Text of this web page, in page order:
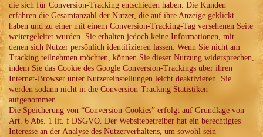
die sich für Conversion-Tracking entschieden haben. Die Kunden
erfahren die Gesamtanzahl der Nutzer, die auf ihre Anzeige geklickt
haben und zu einer mit einem Conversion-Tracking-Tag versehenen Seite
weitergeleitet wurden. Sie erhalten jedoch keine Informationen, mit
denen sich Nutzer persönlich identifizieren lassen. Wenn Sie nicht am
Tracking teilnehmen möchten, können Sie dieser Nutzung widersprechen,
indem Sie das Cookie des Google Conversion-Trackings über ihren
Internet-Browser unter Nutzereinstellungen leicht deaktivieren. Sie
werden sodann nicht in die Conversion-Tracking Statistiken
aufgenommen.
Die Speicherung von “Conversion-Cookies” erfolgt auf Grundlage von
Art. 6 Abs. 1 lit. f DSGVO. Der Websitebetreiber hat ein berechtigtes
Interesse an der Analyse des Nutzerverhaltens, um sowohl sein